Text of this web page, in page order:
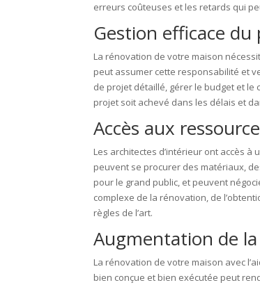
erreurs coûteuses et les retards qui
Gestion efficace du
La rénovation de votre maison
peut assumer cette responsabilité et
de projet détaillé, gérer le budget et
projet soit achevé dans les délais et
Accès aux
Les architectes d’intérieur ont accès
peuvent se procurer des matériaux,
pour le grand public, et peuvent
complexe de la rénovation, de
règles de l’art.
Augmentation de
La rénovation de votre maison avec
bien conçue et bien exécutée peut